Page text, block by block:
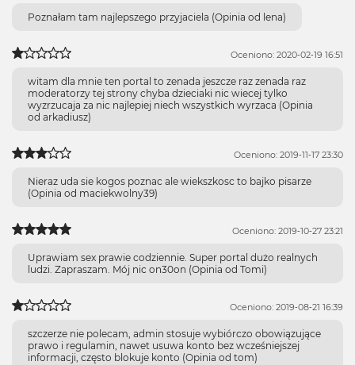
Poznałam tam najlepszego przyjaciela (Opinia od lena)
Oceniono: 2020-02-19 16:51
witam dla mnie ten portal to zenada jeszcze raz zenada raz
moderatorzy tej strony chyba dzieciaki nic wiecej tylko
wyzrzucaja za nic najlepiej niech wszystkich wyrzaca (Opinia
od arkadiusz)
Oceniono: 2019-11-17 23:30
Nieraz uda sie kogos poznac ale wiekszkosc to bajko pisarze
(Opinia od maciekwolny39)
Oceniono: 2019-10-27 23:21
Uprawiam sex prawie codziennie. Super portal dużo realnych
ludzi. Zapraszam. Mój nic on30on (Opinia od Tomi)
Oceniono: 2019-08-21 16:39
szczerze nie polecam, admin stosuje wybiórczo obowiązujące
prawo i regulamin, nawet usuwa konto bez wcześniejszej
informacji, często blokuje konto (Opinia od tom)